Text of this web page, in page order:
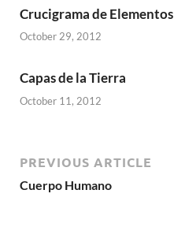
Crucigrama de Elementos
October 29, 2012
Capas de la Tierra
October 11, 2012
PREVIOUS ARTICLE
Cuerpo Humano